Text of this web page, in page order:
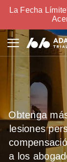
La Fecha
Obtenga
lesiones
a los